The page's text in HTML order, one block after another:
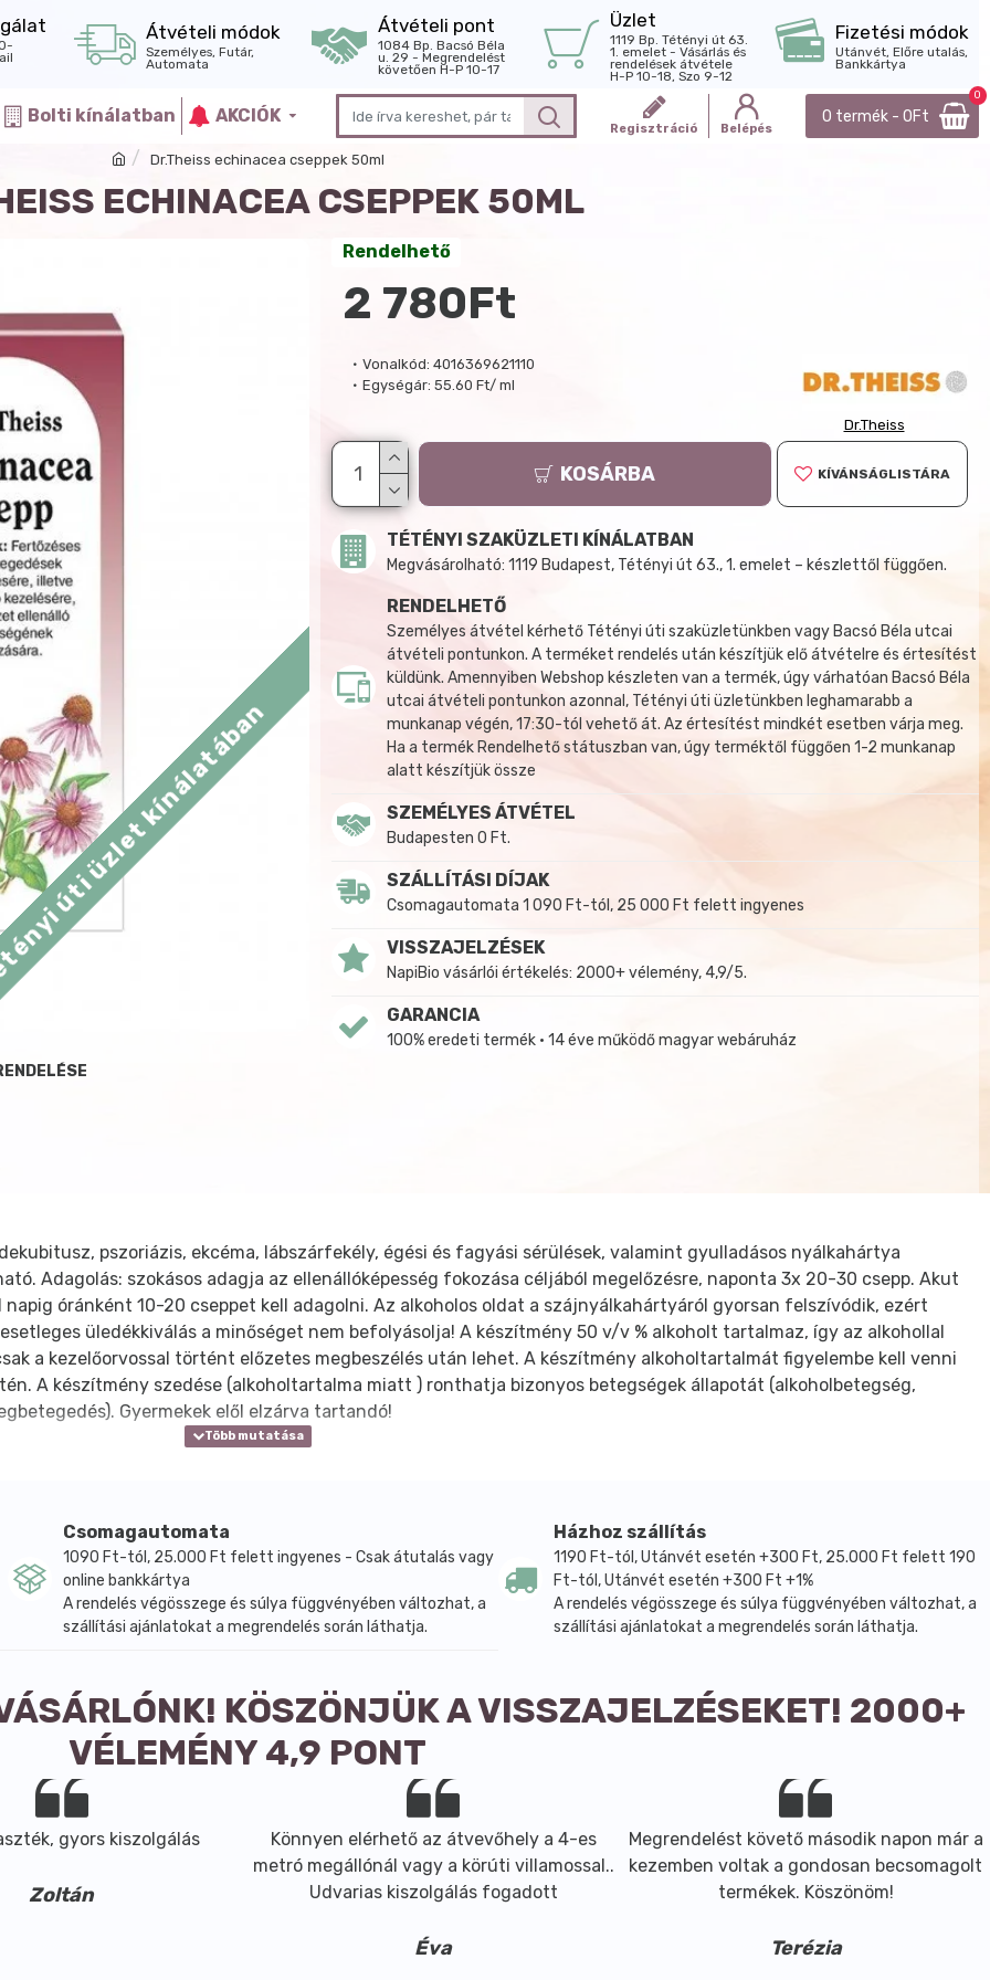
Átvételi módok
Személyes, Futár,
Automata
Átvételi pont
1084 Bp. Bacsó Béla
u. 29 - Megrendelést
követően H-P 10-17
Üzlet
1119 Bp. Tétényi út 63.
1. emelet - Vásárlás és
rendelések átvétele
H-P 10-18, Szo 9-12
Fizetési módok
Utánvét, Előre utalás,
Bankkártya
Bolti kínálatban AKCIÓK
Regisztráció Belépés
0 termék - 0Ft
0
Dr.Theiss echinacea cseppek 50ml
ECHINACEA CSEPPEK 50ML
üzlet kínálatában
Vonalkód: 4016369621110
Egységár: 55.60 Ft/ ml
Dr.Theiss
Rendelhető
2 780Ft
KOSÁRBA KÍVÁNSÁGLISTÁRA
TÉTÉNYI SZAKÜZLETI KÍNÁLATBAN
Megvásárolható: 1119 Budapest, Tétényi út 63., 1. emelet – készlettől függően.
RENDELHETŐ
Személyes átvétel kérhető Tétényi úti szaküzletünkben vagy Bacsó Béla utcai
átvételi pontunkon. A terméket rendelés után készítjük elő átvételre és értesítést
küldünk. Amennyiben Webshop készleten van a termék, úgy várhatóan Bacsó Béla
utcai átvételi pontunkon azonnal, Tétényi úti üzletünkben leghamarabb a
munkanap végén, 17:30-tól vehető át. Az értesítést mindkét esetben várja meg.
Ha a termék Rendelhető státuszban van, úgy terméktől függően 1-2 munkanap
alatt készítjük össze
SZEMÉLYES ÁTVÉTEL
Budapesten 0 Ft.
SZÁLLÍTÁSI DÍJAK
Csomagautomata 1 090 Ft-tól, 25 000 Ft felett ingyenes
VISSZAJELZÉSEK
NapiBio vásárlói értékelés: 2000+ vélemény, 4,9/5.
GARANCIA
100% eredeti termék • 14 éve működő magyar webáruház
pszoriázis, ekcéma, lábszárfekély, égési és fagyási sérülések, valamint gyulladásos nyálkahártya
Adagolás: szokásos adagja az ellenállóképesség fokozása céljából megelőzésre, naponta 3x 20-30 csepp. Akut
óránként 10-20 cseppet kell adagolni. Az alkoholos oldat a szájnyálkahártyáról gyorsan felszívódik, ezért
üledékkiválás a minőséget nem befolyásolja! A készítmény 50 v/v % alkoholt tartalmaz, így az alkohollal
a kezelőorvossal történt előzetes megbeszélés után lehet. A készítmény alkoholtartalmát figyelembe kell venni
A készítmény szedése (alkoholtartalma miatt ) ronthatja bizonyos betegségek állapotát (alkoholbetegség,
Gyermekek elől elzárva tartandó!
Csomagautomata
1090 Ft-tól, 25.000 Ft felett ingyenes - Csak átutalás vagy
online bankkártya
A rendelés végösszege és súlya függvényében változhat, a
szállítási ajánlatokat a megrendelés során láthatja.
Házhoz szállítás
1190 Ft-tól, Utánvét esetén +300 Ft, 25.000 Ft felett 190
Ft-tól, Utánvét esetén +300 Ft +1%
A rendelés végösszege és súlya függvényében változhat, a
szállítási ajánlatokat a megrendelés során láthatja.
KÖSZÖNJÜK A VISSZAJELZÉSEKET! 2000+
VÉLEMÉNY 4,9 PONT
gyors kiszolgálás
Zoltán
Könnyen elérhető az átvevőhely a 4-es
metró megállónál vagy a körúti villamossal..
Udvarias kiszolgálás fogadott
Éva
Megrendelést követő második napon már a
kezemben voltak a gondosan becsomagolt
termékek. Köszönöm!
Terézia